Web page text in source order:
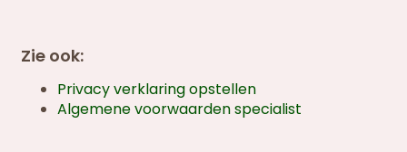
Zie ook:
Privacy verklaring opstellen
Algemene voorwaarden specialist